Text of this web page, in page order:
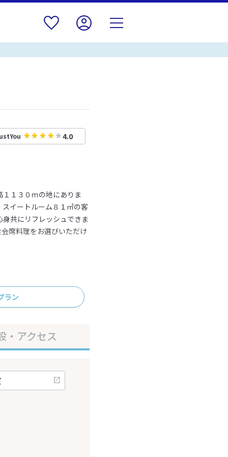
4.0
１３０ｍの地にありま
イートルーム８１㎡の客
共にリフレッシュできま
席料理をお選びいただけ
ラン
・アクセス